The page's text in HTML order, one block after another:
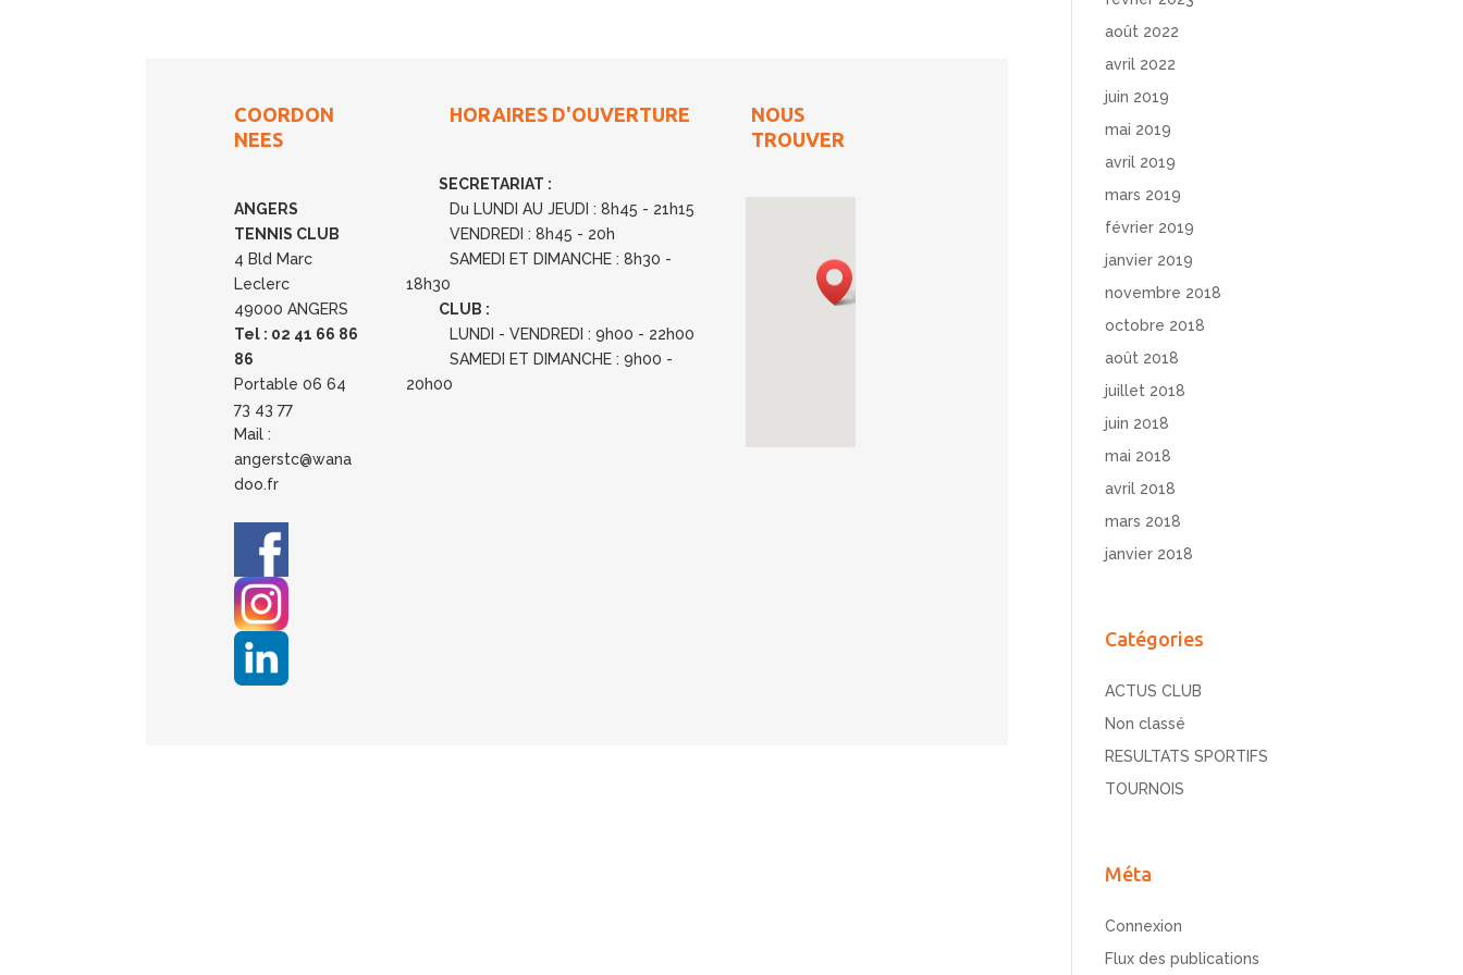
COORDON
NEES
ANGERS
TENNIS CLUB
4 Bld Marc
Leclerc
49000 ANGERS
Tel : 02 41 66 86
86
Portable 06 64
73 43 77
Mail :
angerstc@wana
doo.fr
HORAIRES D'OUVERTURE
SECRETARIAT :
Du LUNDI AU JEUDI : 8h45 - 21h15
VENDREDI : 8h45 - 20h
SAMEDI ET DIMANCHE : 8h30 -
18h30
CLUB :
LUNDI - VENDREDI : 9h00 - 22h00
SAMEDI ET DIMANCHE : 9h00 -
20h00
NOUS
TROUVER
août 2022
avril 2022
juin 2019
mai 2019
avril 2019
mars 2019
février 2019
janvier 2019
novembre 2018
octobre 2018
août 2018
juillet 2018
juin 2018
mai 2018
avril 2018
mars 2018
janvier 2018
Catégories
ACTUS CLUB
Non classé
RESULTATS SPORTIFS
TOURNOIS
Méta
Connexion
Flux des publications